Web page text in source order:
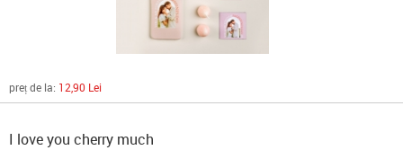
preț de la: 12,90 Lei
I love you cherry much